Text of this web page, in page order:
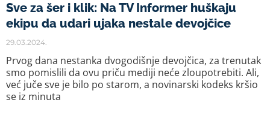
Sve za šer i klik: Na TV Informer huškaju
ekipu da udari ujaka nestale devojčice
29.03.2024.
Prvog dana nestanka dvogodišnje devojčica, za trenutak
smo pomislili da ovu priču mediji neće zloupotrebiti. Ali,
već juče sve je bilo po starom, a novinarski kodeks kršio
se iz minuta